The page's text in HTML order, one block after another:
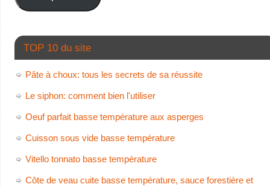
TOP 10 du site
Pâte à choux: tous les secrets de sa réussite
Le siphon: comment bien l'utiliser
Oeuf parfait basse température aux asperges
Cuisson sous vide basse température
Vitello tonnato basse température
Côte de veau cuite basse température, sauce forestière et